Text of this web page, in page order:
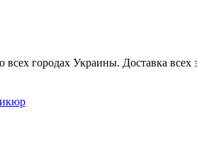
всех городах Украины. Доставка всех